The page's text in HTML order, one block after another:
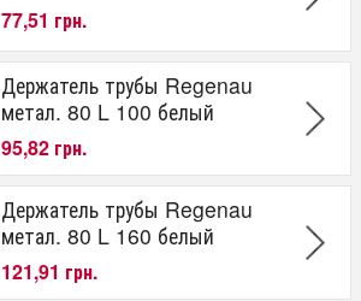
77,51 грн.
Держатель трубы Regenau
метал. 80 L 100 белый
95,82 грн.
Держатель трубы Regenau
метал. 80 L 160 белый
121,91 грн.